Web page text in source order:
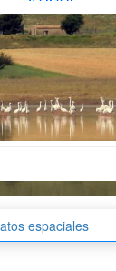
espaciales